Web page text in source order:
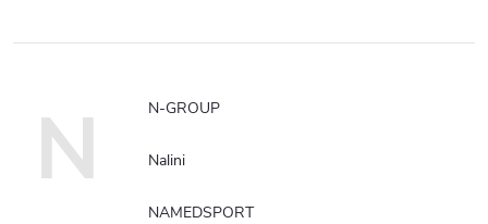
N N-GROUP
Nalini
NAMEDSPORT